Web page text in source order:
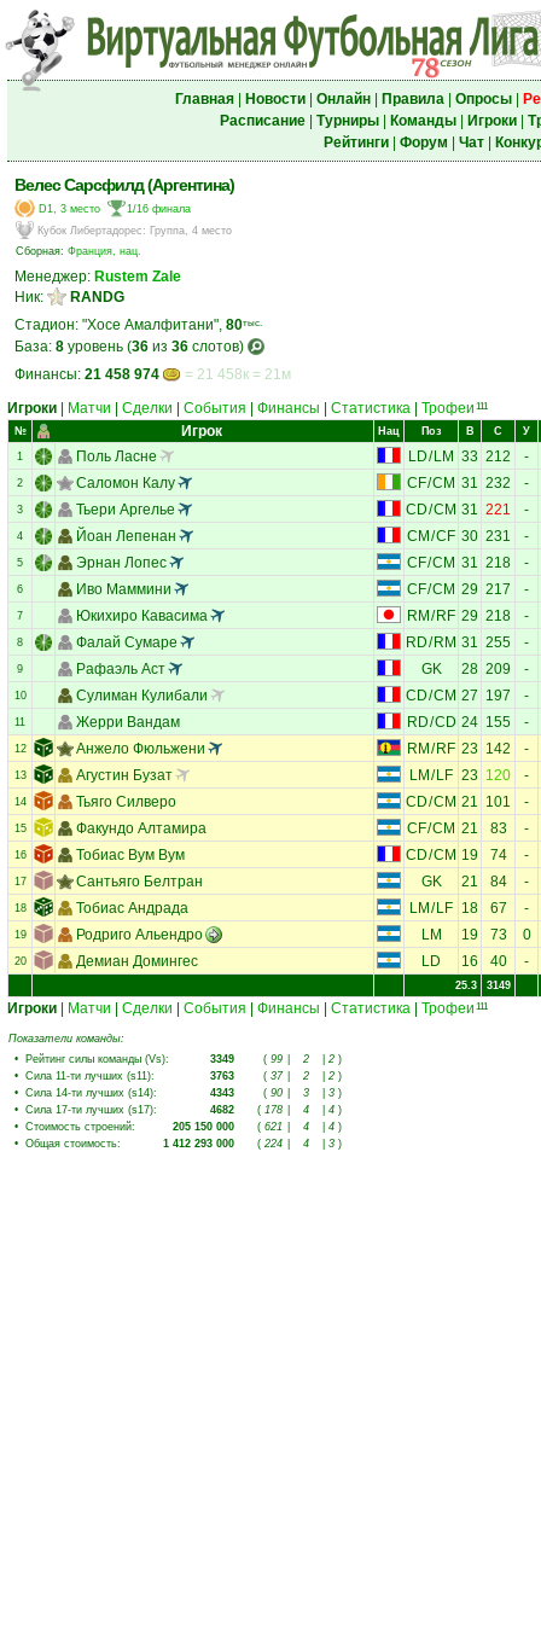
Главная| Новости| Онлайн| Правила| Опросы|
Расписание| Турниры| Команды| Игроки|
Рейтинги| Форум Чат|
Велес Сарсфилд (Аргентина)
D1, 3 место
1/16 финала
Кубок Либертадорес : Группа, 4 место
Сборная: Франция, нац.
Менеджер: Rustem Zale
Ник:
RANDG
Стадион: "Хосе Амалфитани", 80тыс.
База: 8 уровень (36 из 36 слотов)
Финансы: 21 458 974
= 21 458к = 21м
Игроки
Матчи Сделки События Финансы Статистика Трофеи 111
№ Игрок Нац Поз В С У
1 Поль Ласне LD/ LM 33 212 -
2 Саломон Калу CF/CM 31 232 -
3 Тьери Аргелье CD/CM 31 221 -
4 Йоан Лепенан CM /CF 30 231 -
5 Эрнан Лопес CF/CM 31 218 -
6 Иво Маммини CF/CM 29 217 -
7 Юкихиро Кавасима RM / RF 29 218 -
8 Фалай Сумаре RD/ RM 31 255 -
9 Рафаэль Аст GK 28 209 -
10 Cулиман Кулибали CD/CM 27 197 -
11 Жерри Вандам RD/CD 24 155 -
12 Анжело Фюльжени RM / RF 23 142 -
13 Агустин Бузат LM / LF 23 120 -
14 Тьяго Силверо CD/CM 21 101 -
15 Факундо Алтамира CF/CM 21 83 -
16 Тобиас Вум Вум CD/CM 19 74 -
17 Сантьяго Белтран GK 21 84 -
18 Тобиас Андрада LM / LF 18 67 -
19 Родриго Альендро LM 19 73 0
20 Демиан Домингес LD 16 40 -
25.3 3149
Игроки Матчи Сделки События Финансы Статистика Трофеи 111
Показатели команды:
• Рейтинг силы команды (Vs): 3349 ( 99 2 2 )
• Сила 11-ти лучших (s11): 3763 ( 37 2 2 )
• Сила 14-ти лучших (s14): 4343 ( 90 3 3 )
• Сила 17-ти лучших (s17): 4682 ( 178 4 4 )
• Стоимость строений: 205 150 000 ( 621 4 4 )
• Общая стоимость: 1 412 293 000 ( 224 4 3 )